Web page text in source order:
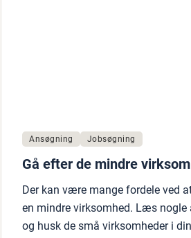
Ansøgning Jobsøgning
Gå efter de mindre
Der kan være mange fordele ved
en mindre virksomhed. Læs nogle
og husk de små virksomheder i